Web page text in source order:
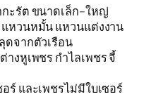
ะรัต ขนาดเล็ก–ใหญ่
หวนหมั้น แหวนแต่งงาน
ดจากตัวเรือน
างหูเพชร กำไลเพชร จี้
ร์ และเพชรไม่มีใบเซอร์